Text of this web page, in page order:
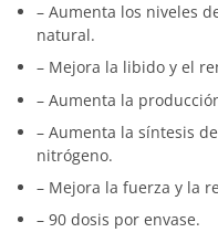
– Aumenta los niveles
natural.
– Mejora la libido y el
– Aumenta la
– Aumenta la síntesis
nitrógeno.
– Mejora la fuerza y la
– 90 dosis por envase.